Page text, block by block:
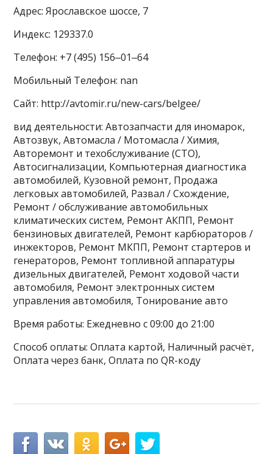
Адрес: Ярославское шоссе, 7
Индекс: 129337.0
Телефон: +7 (495) 156‒01‒64
Мобильный Телефон: nan
Сайт: http://avtomir.ru/new-cars/belgee/
вид деятельности: Автозапчасти для иномарок,
Автозвук, Автомасла / Мотомасла / Химия,
Авторемонт и техобслуживание (СТО),
Автосигнализации, Компьютерная диагностика
автомобилей, Кузовной ремонт, Продажа
легковых автомобилей, Развал / Схождение,
Ремонт / обслуживание автомобильных
климатических систем, Ремонт АКПП, Ремонт
бензиновых двигателей, Ремонт карбюраторов /
инжекторов, Ремонт МКПП, Ремонт стартеров и
генераторов, Ремонт топливной аппаратуры
дизельных двигателей, Ремонт ходовой части
автомобиля, Ремонт электронных систем
управления автомобиля, Тонирование авто
Время работы: Ежедневно с 09:00 до 21:00
Способ оплаты: Оплата картой, Наличный расчёт,
Оплата через банк, Оплата по QR-коду